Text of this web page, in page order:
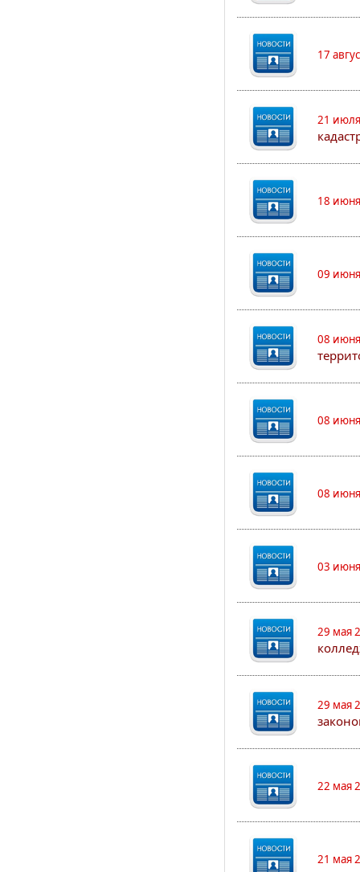
17
21
18
09
08
08
08
03
29 мая
29 мая
22 мая
21 мая